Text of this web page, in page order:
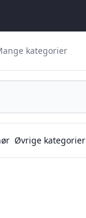
kategorier
Øvrige kategorier